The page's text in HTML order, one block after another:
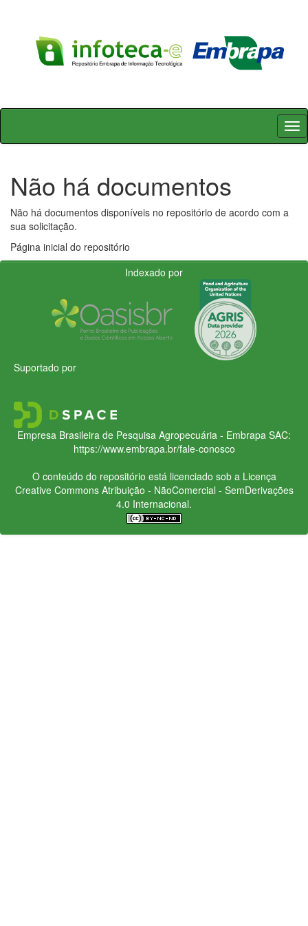
Skip
Não há documentos
Não há documentos disponíveis no repositório de acordo com a
sua solicitação.
Página inicial do repositório
Indexado por
Suportado por
Empresa Brasileira de Pesquisa Agropecuária - Embrapa SAC:
https://www.embrapa.br/fale-conosco
O conteúdo do repositório está licenciado sob a Licença
Creative CommonsAtribuição - NãoComercial - SemDerivações
4.0 Internacional.